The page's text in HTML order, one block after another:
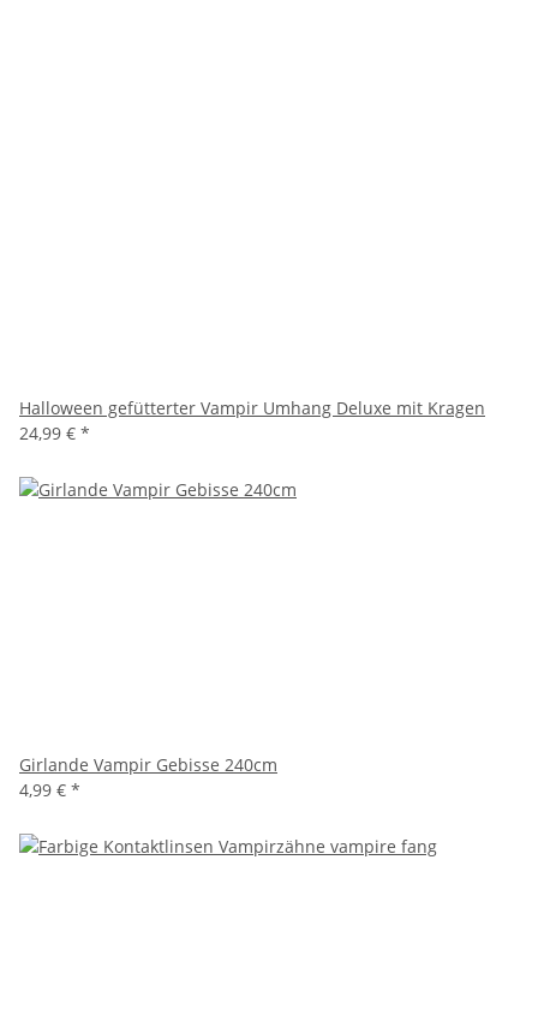
Halloween gefütterter Vampir Umhang Deluxe mit Kragen
24,99 € *
Girlande Vampir Gebisse 240cm
4,99 € *